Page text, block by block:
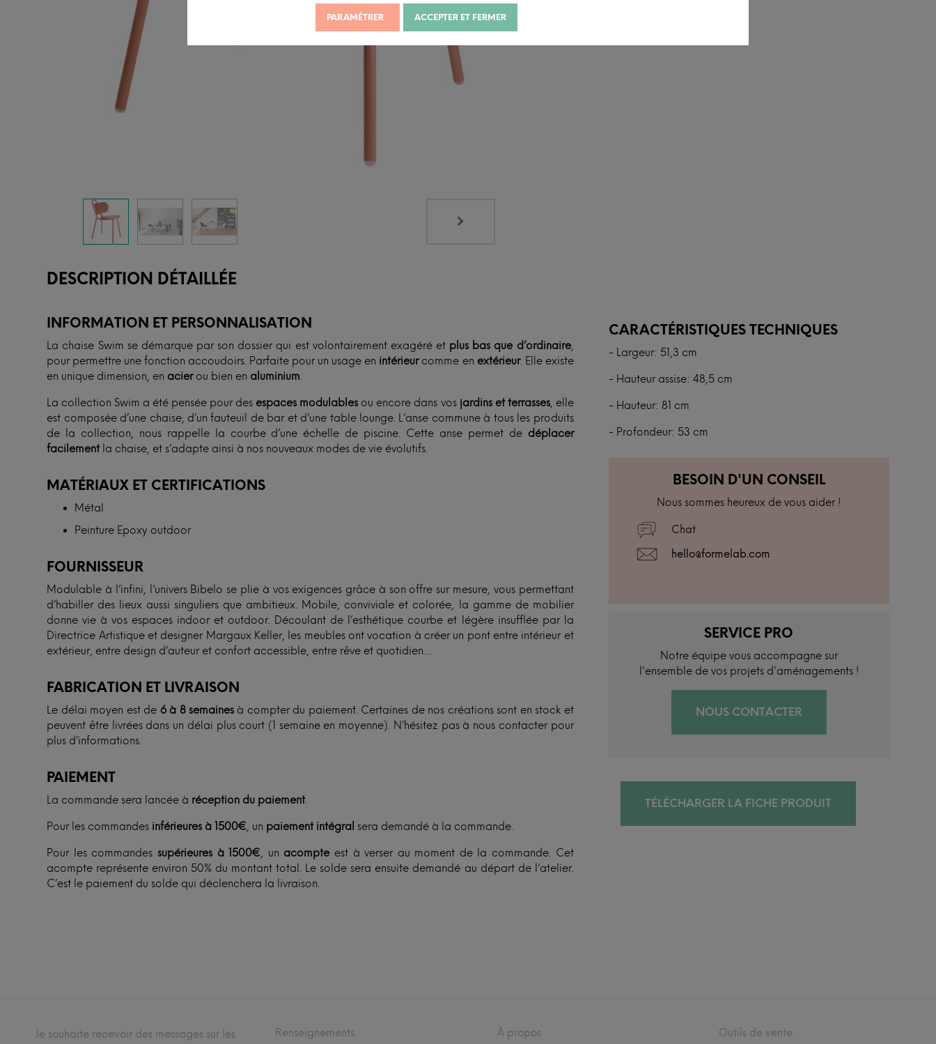
PARAMÉTRER ACCEPTER ET FERMER
DESCRIPTION DÉTAILLÉE
INFORMATION ET PERSONNALISATION
La chaise Swim se démarque par son dossier qui est volontairement exagéré et plus bas que d’ordinaire,
pour permettre une fonction accoudoirs. Parfaite pour un usage en intérieurcomme en extérieur. Elle existe
en unique dimension, en acierou bien en aluminium.
La collection Swim a été pensée pour des espaces modulables ou encore dans vos jardins et terrasses, elle
est composée d’une chaise, d’un fauteuil de bar et d’une table lounge. L’anse commune à tous les produits
de la collection, nous rappelle la courbe d’une échelle de piscine. Cette anse permet de déplacer
facilementla chaise, et s’adapte ainsi à nos nouveaux modes de vie évolutifs.
MATÉRIAUX ET CERTIFICATIONS
Métal
Peinture Epoxy outdoor
FOURNISSEUR
Modulable à l’infini, l’univers Bibelo se plie à vos exigences grâce à son offre sur mesure, vous permettant
d’habiller des lieux aussi singuliers que ambitieux. Mobile, conviviale et colorée, la gamme de mobilier
donne vie à vos espaces indoor et outdoor. Découlant de l’esthétique courbe et légère insufflée par la
Directrice Artistique et designer Margaux Keller, les meubles ont vocation à créer un pont entre intérieur et
extérieur, entre design d’auteur et confort accessible, entre rêve et quotidien…
FABRICATION ET LIVRAISON
Le délai moyen est de 6 à 8 semainesà compter du paiement. Certaines de nos créations sont en stock et
peuvent être livrées dans un délai plus court (1 semaine en moyenne). N’hésitez pas à nous contacter pour
plus d’informations.
PAIEMENT
La commande sera lancée à réception du paiement.
Pour les commandes inférieures à 1500€, un paiement intégral sera demandé à la commande.
Pour les commandes supérieures à 1500€, un acompteest à verser au moment de la commande. Cet
acompte représente environ 50% du montant total. Le solde sera ensuite demandé au départ de l’atelier.
C’est le paiement du solde qui déclenchera la livraison.
CARACTÉRISTIQUES TECHNIQUES
- Largeur: 51,3 cm
- Hauteur assise: 48,5 cm
- Hauteur: 81 cm
- Profondeur: 53 cm
BESOIN D'UN CONSEIL
Nous sommes heureux de vous aider !
Chat
hello@formelab.com
SERVICE PRO
Notre équipe vous accompagne sur
l'ensemble de vos projets d'aménagements !
NOUS CONTACTER
TÉLÉCHARGER LA FICHE PRODUIT
Je souhaite recevoir des messages sur les
Renseignements À propos Outils de vente